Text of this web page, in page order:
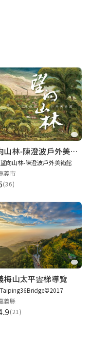
望向山林-陳澄波戶外美術館
望向山林-陳澄波戶外美術館
義市
(36)
梅山太平雲梯導覽
Taiping36Bridge©2017
義縣
(21)